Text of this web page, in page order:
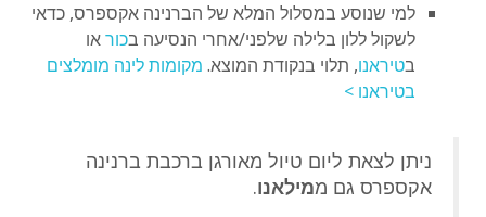
למי שנוסע במסלול המלא של הברנינה אקספרס, כדאי
לשקול ללון בלילה שלפני/אחרי הנסיעה בכוראו
בטיראנו, תלוי בנקודת המוצא. מקומות לינה מומלצים
בטיראנו >
ניתן לצאת ליום טיול מאורגן ברכבת ברנינה
אקספרס גם ממילאנו.